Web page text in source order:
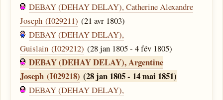
DEBAY (DEHAY DELAY), Catherine Alexandre
Joseph (I029211) (21 avr 1803)
DEBAY (DEHAY DELAY),
Guislain (I029212) (28 jan 1805 - 4 fév 1805)
DEBAY (DEHAY DELAY), Argentine
Joseph (I029218) (28 jan 1805 - 14 mai 1851)
DEBAY (DEHAY DELAY),